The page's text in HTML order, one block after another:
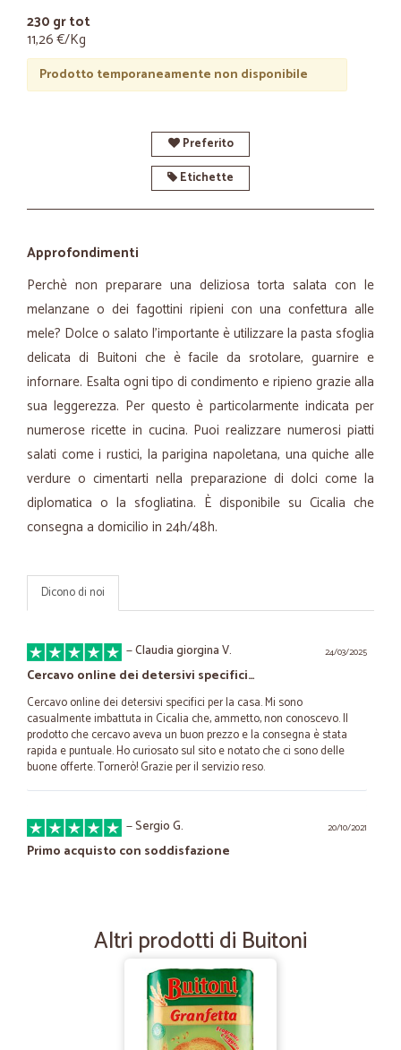
230 gr tot
11,26 €/Kg
Prodotto temporaneamente non disponibile
Preferito
Etichette
Approfondimenti
Perchè non preparare una deliziosa torta salata con le
melanzane o dei fagottini ripieni con una confettura alle
mele? Dolce o salato l'importante è utilizzare la pasta sfoglia
delicata di Buitoni che è facile da srotolare, guarnire e
infornare. Esalta ogni tipo di condimento e ripieno grazie alla
sua leggerezza. Per questo è particolarmente indicata per
numerose ricette in cucina. Puoi realizzare numerosi piatti
salati come i rustici, la parigina napoletana, una quiche alle
verdure o cimentarti nella preparazione di dolci come la
diplomatica o la sfogliatina. È disponibile su Cicalia che
consegna a domicilio in 24h/48h.
Dicono di noi
24/03/2025
—Claudia giorgina V.
Cercavo online dei detersivi specifici…
Cercavo online dei detersivi specifici per la casa. Mi sono
casualmente imbattuta in Cicalia che, ammetto, non conoscevo. Il
prodotto che cercavo aveva un buon prezzo e la consegna è stata
rapida e puntuale. Ho curiosato sul sito e notato che ci sono delle
buone offerte. Tornerò! Grazie per il servizio reso.
20/10/2021
—Sergio G.
Primo acquisto con soddisfazione
Elena G.
carne eccellente e verdura top
carne eccellente e verdura top ho avuto solo un problema una volta
per una consegna (arrivata dopo 1 settimana)
Altri prodotti di Buitoni